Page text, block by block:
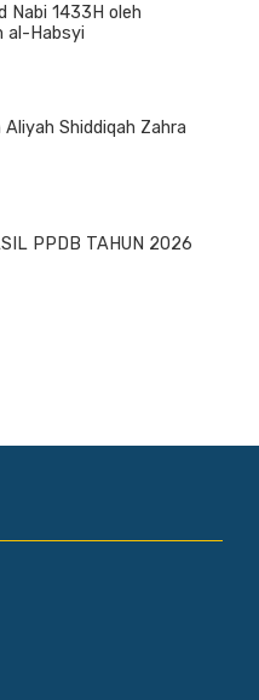
Nabi 1433H oleh
al-Habsyi
Shiddiqah Zahra
PPDB TAHUN 2026